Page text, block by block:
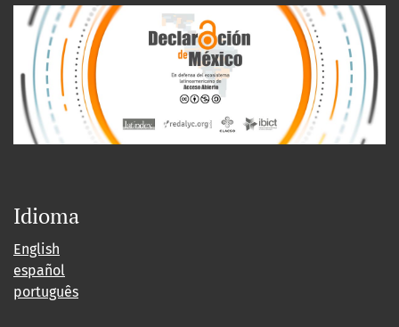
Idioma
English
español
português